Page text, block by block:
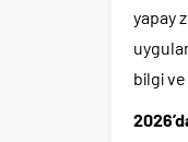
yapay
bilgi